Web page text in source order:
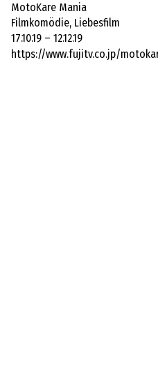
MotoKare Mania
Filmkomödie, Liebesfilm
17.10.19 – 12.12.19
https://www.fujitv.co.jp/